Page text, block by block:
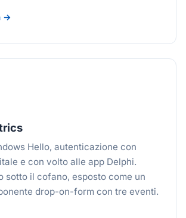
→
Hello, autenticazione con
e con volto alle app Delphi.
sotto il cofano, esposto come un
drop-on-form con tre eventi.